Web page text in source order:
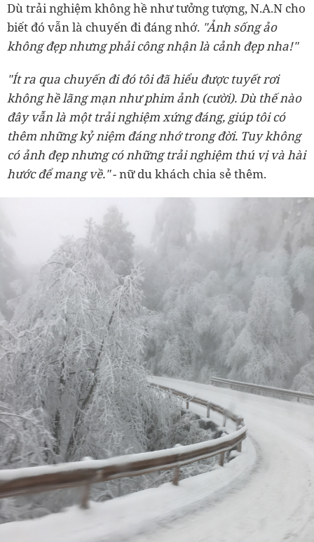
Dù trải nghiệm không hề như tưởng tượng, N.A.N cho
biết đó vẫn là chuyến đi đáng nhớ. "Ảnh sống ảo
không đẹp nhưng phải công nhận là cảnh đẹp nha!"
"Ít ra qua chuyến đi đó tôi đã hiểu được tuyết rơi
không hề lãng mạn như phim ảnh (cười). Dù thế nào
đây vẫn là một trải nghiệm xứng đáng, giúp tôi có
thêm những kỷ niệm đáng nhớ trong đời. Tuy không
có ảnh đẹp nhưng có những trải nghiệm thú vị và hài
hước để mang về."- nữ du khách chia sẻ thêm.